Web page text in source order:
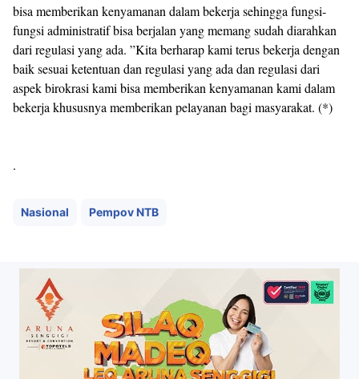
bisa memberikan kenyamanan dalam bekerja sehingga fungsi-
fungsi administratif bisa berjalan yang memang sudah diarahkan
dari regulasi yang ada. ”Kita berharap kami terus bekerja dengan
baik sesuai ketentuan dan regulasi yang ada dan regulasi dari
aspek birokrasi kami bisa memberikan kenyamanan kami dalam
bekerja khususnya memberikan pelayanan bagi masyarakat. (*)
.
Nasional Pempov NTB